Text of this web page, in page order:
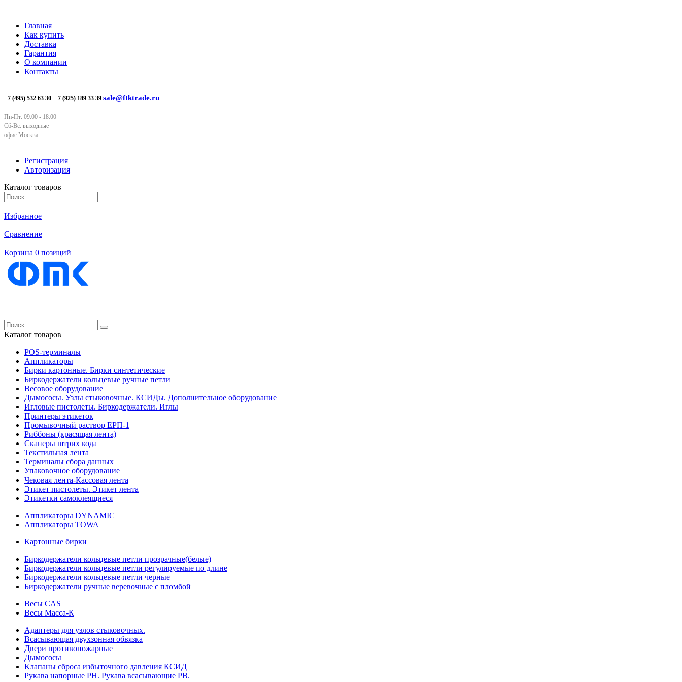
Главная
Как купить
Доставка
Гарантия
О компании
Контакты
+7 (495) 532 63 30 +7 (925) 189 33 39 sale@ftktrade.ru
Пн-Пт: 09:00 - 18:00
Сб-Вс: выходные
офис Москва
Регистрация
Авторизация
Каталог товаров
Избранное
Сравнение
Корзина 0 позиций
Каталог товаров
POS-терминалы
Аппликаторы
Бирки картонные. Бирки синтетические
Биркодержатели кольцевые ручные петли
Весовое оборудование
Дымососы. Узлы стыковочные. КСИДы. Дополнительное оборудование
Игловые пистолеты. Биркодержатели. Иглы
Принтеры этикеток
Промывочный раствор ЕРП-1
Риббоны (красящая лента)
Сканеры штрих кода
Текстильная лента
Терминалы сбора данных
Упаковочное оборудование
Чековая лента-Кассовая лента
Этикет пистолеты. Этикет лента
Этикетки самоклеящиеся
Аппликаторы DYNAMIC
Аппликаторы TOWA
Картонные бирки
Биркодержатели кольцевые петли прозрачные(белые)
Биркодержатели кольцевые петли регулируемые по длине
Биркодержатели кольцевые петли черные
Биркодержатели ручные веревочные с пломбой
Весы CAS
Весы Масса-К
Адаптеры для узлов стыковочных.
Всасывающая двухзонная обвязка
Двери противопожарные
Дымососы
Клапаны сброса избыточного давления КСИД
Рукава напорные РН. Рукава всасывающие РВ.